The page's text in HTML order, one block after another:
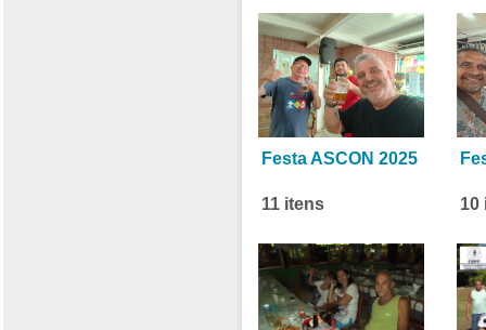
Festa ASCON 2025
11 itens 10